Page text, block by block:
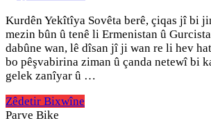
Kurdên Yekîtîya Sovêta berê, çiqas jî bi
mezin bûn û tenê li Ermenistan û
dabûne wan, lê dîsan jî ji wan re li hev
bo pêşvabirina ziman û çanda netewî bi
gelek zanîyar û …
Zêdetir Bixwîne
Parve Bike